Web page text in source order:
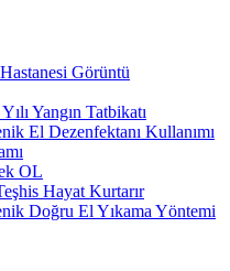
Görüntü
Yangın Tatbikatı
El Dezenfektanı Kullanımı
OL
Hayat Kurtarır
Doğru El Yıkama Yöntemi